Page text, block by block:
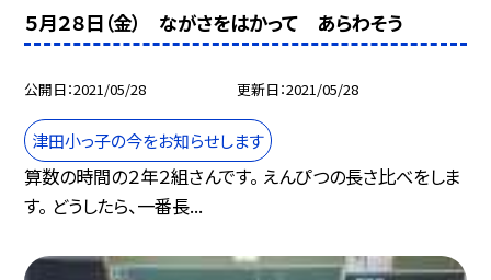
５月２８日（金） ながさをはかって あらわそう
公開日 2021/05/28 更新日 2021/05/28
津田小っ子の今をお知らせします
算数の時間の２年２組さんです。 えんぴつの長さ比べをしま
す。 どうしたら、一番長...